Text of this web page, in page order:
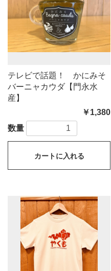
テレビで話題！ かにみそ
バーニャカウダ【門永水
産】
￥1,380
数量
カートに入れる